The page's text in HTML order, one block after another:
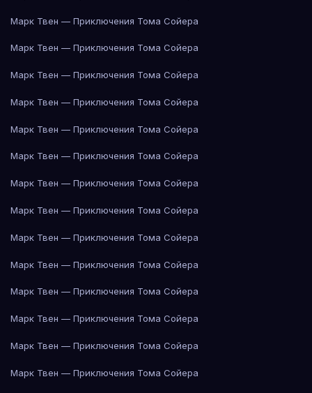
Марк Твен — Приключения Тома Сойера
Марк Твен — Приключения Тома Сойера
Марк Твен — Приключения Тома Сойера
Марк Твен — Приключения Тома Сойера
Марк Твен — Приключения Тома Сойера
Марк Твен — Приключения Тома Сойера
Марк Твен — Приключения Тома Сойера
Марк Твен — Приключения Тома Сойера
Марк Твен — Приключения Тома Сойера
Марк Твен — Приключения Тома Сойера
Марк Твен — Приключения Тома Сойера
Марк Твен — Приключения Тома Сойера
Марк Твен — Приключения Тома Сойера
Марк Твен — Приключения Тома Сойера